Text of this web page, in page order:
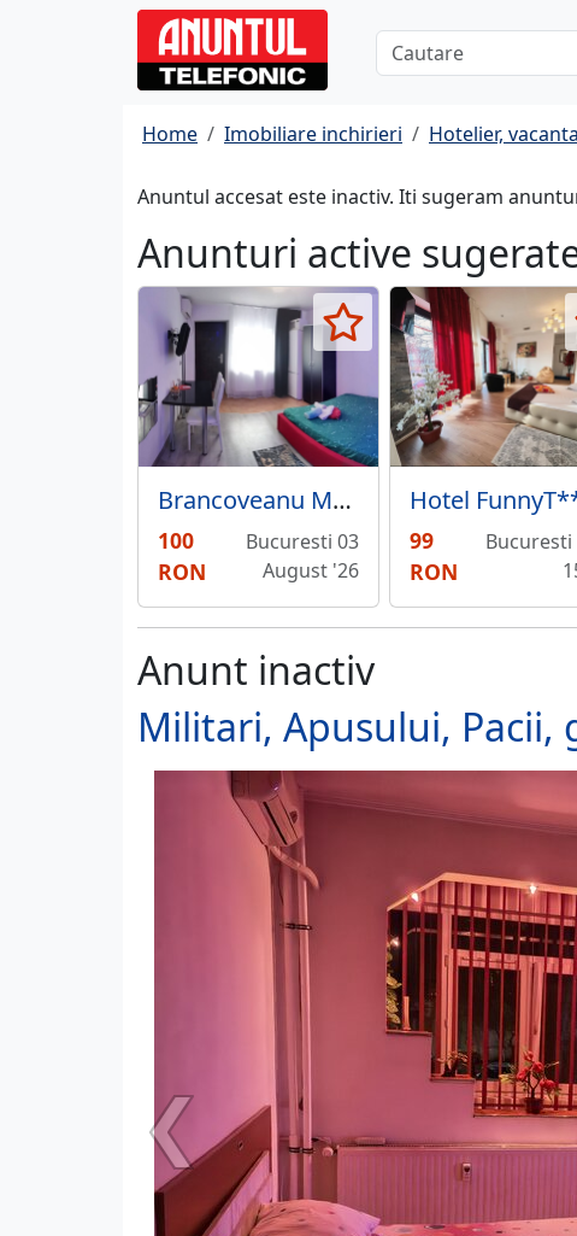
Home Imobiliare inchirieri Hotelier, vacanta
Anuntul accesat este inactiv. Iti sugeram
Anunturi active
Brancoveanu Metrou, Oltenitei, Giurgiului,garsoniera,apartament si camere
100
RON
Bucuresti 03
August '26
99
RON
Bucuresti
Anunt inactiv
Militari, Apusului, Pacii,